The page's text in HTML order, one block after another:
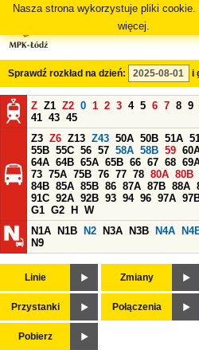
Nasza strona wykorzystuje pliki cookie.
więcej.
Sprawdź rozkład na dzień: i
Z Z1 Z2 0 1 2 3 4 5 6 7 8 9
41 43 45
Z3 Z6 Z13 Z43 50A 50B 51A
55B 55C 56 57 58A 58B 59
64A 64B 65A 65B 66 67 68
73 75A 75B 76 77 78 80A 80B
84B 85A 85B 86 87A 87B 88A
91C 92A 92B 93 94 96 97A
G1 G2 H
W
N1A
N1B N2 N3A N3B N4A
N9
Linie Zmiany
Przystanki Połączenia
Pobierz